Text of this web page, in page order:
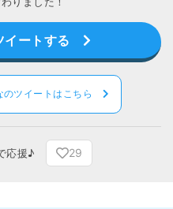
ートする
のツイートはこちら
応援♪ 29